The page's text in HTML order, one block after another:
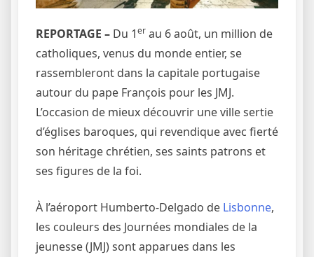
REPORTAGE – Du 1er au 6 août, un million de
catholiques, venus du monde entier, se
rassembleront dans la capitale portugaise
autour du pape François pour les JMJ.
L’occasion de mieux découvrir une ville sertie
d’églises baroques, qui revendique avec fierté
son héritage chrétien, ses saints patrons et
ses figures de la foi.
À l’aéroport Humberto-Delgado de Lisbonne,
les couleurs des Journées mondiales de la
jeunesse (JMJ) sont apparues dans les